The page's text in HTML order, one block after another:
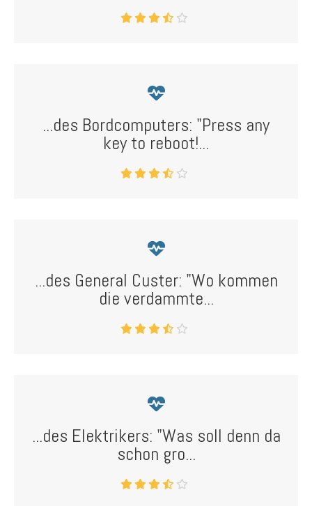
...des Bordcomputers: "Press any
key to reboot!...
...des General Custer: "Wo kommen
die verdammte...
...des Elektrikers: "Was soll denn da
schon gro...